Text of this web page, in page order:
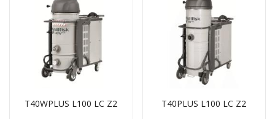
T40WPLUS L100 LC Z2 T40PLUS L100 LC Z2